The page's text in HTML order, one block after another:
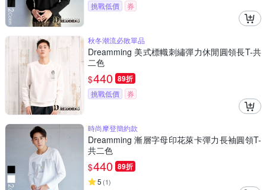
挑戰低價 券
秋冬潮流必敗單品
Dreamming 美式標幟刺繡彈力休閒圓領長T-共
二色
$440 89折
挑戰低價 券
時尚摩登簡約款
Dreamming 漸層字母印花萊卡彈力長袖圓領T-
共二色
$440 89折
5 (1)